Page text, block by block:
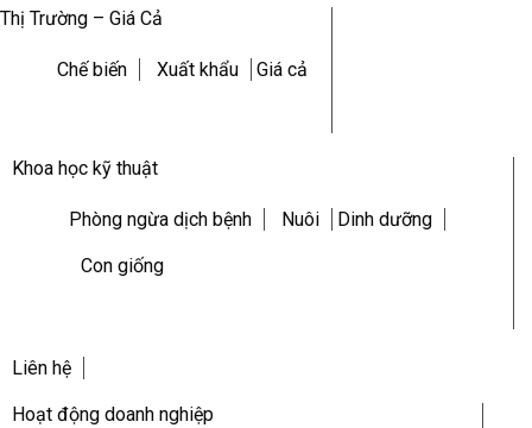
Thị Trường – Giá Cả
Chế biến Xuất khẩu Giá cả
Khoa học kỹ thuật
Phòng ngừa dịch bệnh Nuôi Dinh dưỡng
Con giống
Liên hệ
Hoạt động doanh nghiệp